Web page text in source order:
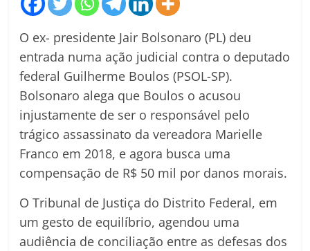
O ex- presidente Jair Bolsonaro (PL) deu
entrada numa ação judicial contra o deputado
federal Guilherme Boulos (PSOL-SP).
Bolsonaro alega que Boulos o acusou
injustamente de ser o responsável pelo
trágico assassinato da vereadora Marielle
Franco em 2018, e agora busca uma
compensação de R$ 50 mil por danos morais.
O Tribunal de Justiça do Distrito Federal, em
um gesto de equilíbrio, agendou uma
audiência de conciliação entre as defesas dos